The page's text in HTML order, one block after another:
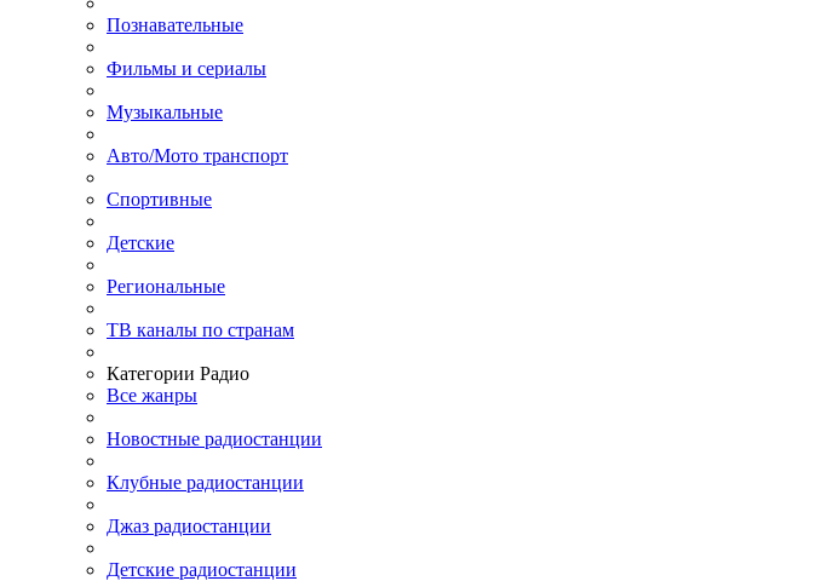
Познавательные
Фильмы и сериалы
Музыкальные
Авто/Мото транспорт
Спортивные
Детские
Региональные
ТВ каналы по странам
Категории Радио
Все жанры
Новостные радиостанции
Клубные радиостанции
Джаз радиостанции
Детские радиостанции